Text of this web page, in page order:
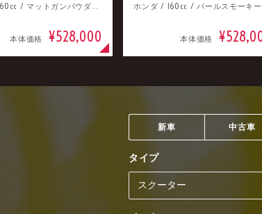
ホンダ / 160cc / マットガンパウダーブラックメタリック
本体価格 ¥528,000 本体価格
新車 中古車
タイプ